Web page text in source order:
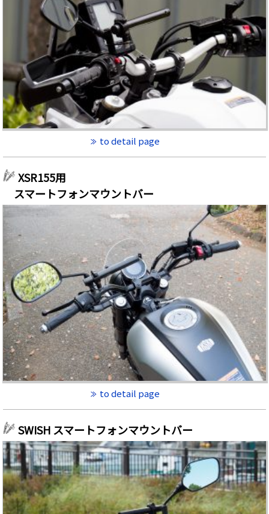
to detail page
XSR155用
スマートフォンマウントバー
to detail page
SWISH スマートフォンマウントバー